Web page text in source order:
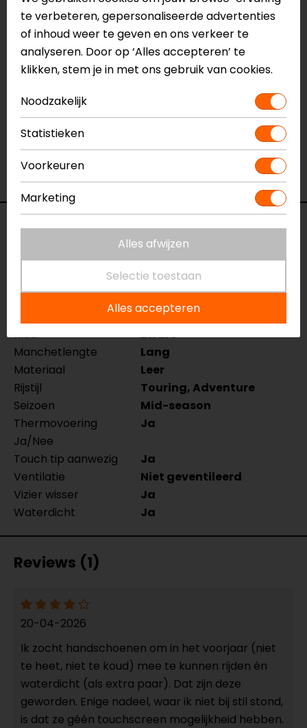
CE EN 13594
Meer informatie nodig?
Heb je meer informatie nodig over dit product?
vanonze winkels
in Breda, Capelle aan den IJssel,
Eindhoven, Vianen of Apeldoorn. In de winkels kun je
het product bekijken & passen en staan onze
verkoopmedewerkers voor je klaar met advies.
Bekijk onze andere
Gore-Tex motorhandschoenen.
Specificaties
Naam
Wave GTX
Motorhandschoenen
Held
Kleur
Zwart
Manchetlengte
Lang
Materiaal
Leer
Rijstijl
Touring, Adventure
Seizoen
Mid-season
Thermovoering
Ja/Nee
Ja
Touch tip aanwezig
Ja
Ventilatie
Niet geventileerd
Vizier wisser
Ja
Waterdicht
Ja
Reviews (1)
20-04-2026
Ik zocht handschoenen om in het voorjaar (niet
te heet, niet te koud) mee te kunnen rijden én
waterdicht (als extra paar). Dat zijn deze
geworden. Enige nadeel, waar ik niet bij stil stond,
is dat ze géén touchscreen mogelijkheid hebben.
te verbeteren, gepersonaliseerde advertenties
of inhoud weer te geven en ons verkeer te
analyseren. Door op ‘Alles accepteren’ te
klikken, stem je in met ons gebruik van cookies.
Noodzakelijk
Statistieken
Voorkeuren
Marketing
Alles afwijzen
Selectie toestaan
Alles accepteren